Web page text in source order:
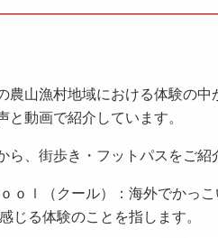
農山漁村地域における体験の
と動画で紹介しています。
ら、街歩き・フットパスをご
ｌ（クール）：海外でかっこ
じる体験のことを指します。